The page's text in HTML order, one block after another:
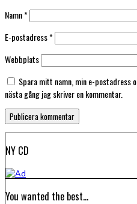
Namn*
E-postadress*
Webbplats
Spara mitt namn, min e-postadress
nästa gång jag skriver en kommentar.
NY CD
You wanted the best…